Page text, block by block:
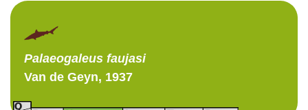
Palaeogaleus faujasi
Van de Geyn, 1937